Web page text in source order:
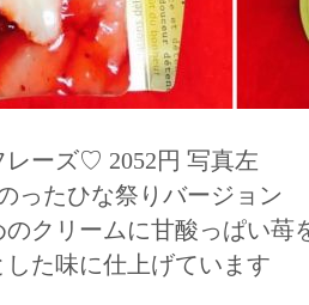
ーズ♡ 2052円 写真左
ったひな祭りバージョン
のクリームに甘酸っぱい苺
した味に仕上げています